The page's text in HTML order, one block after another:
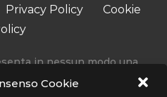
Cookie
Privacy Policy
Cookie
in nessun modo una
viene aggiornato senza